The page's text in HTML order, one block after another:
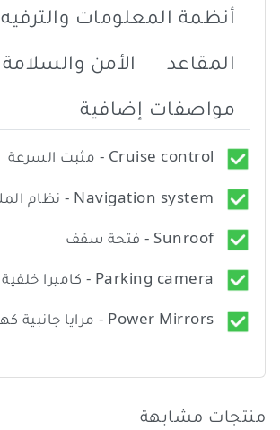
أنظمة المعلومات والترفيه
المقاعد
الأمن والسلامة
مواصفات إضافية
Cruise control - مثبت السرعة
Navigation system - نظام الملاحة
Sunroof - فتحة سقف
Parking camera - كاميرا خلفية
Power Mirrors - مرايا جانبية كهربائية
منتجات مشابهة